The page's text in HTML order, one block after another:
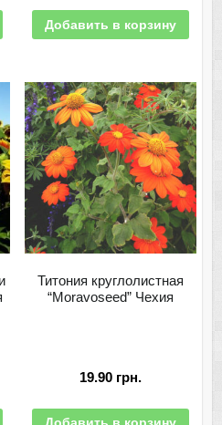
Добавить в корзину
Титония круглолистная
“Moravoseed” Чехия
19.90 грн.